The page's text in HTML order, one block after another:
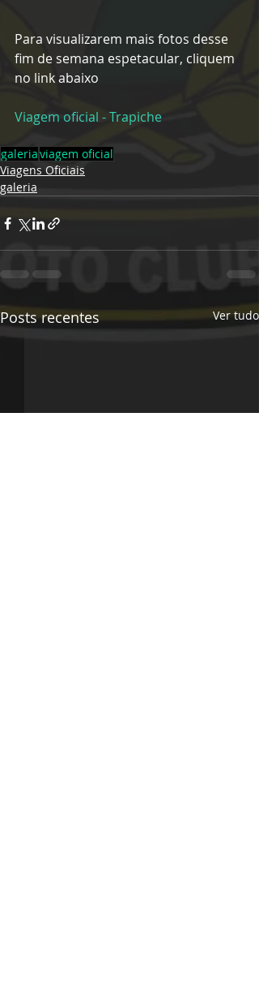
Para visualizarem mais fotos desse
fim de semana espetacular, cliquem
no link abaixo
Viagem oficial - Trapiche
galeriaviagem oficial
Viagens Oficiais
galeria
Posts recentes Ver tudo